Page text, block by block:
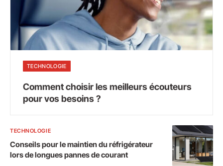
TECHNOLOGIE
Comment choisir les meilleurs écouteurs
pour vos besoins ?
TECHNOLOGIE
Conseils pour le maintien du réfrigérateur
lors de longues pannes de courant